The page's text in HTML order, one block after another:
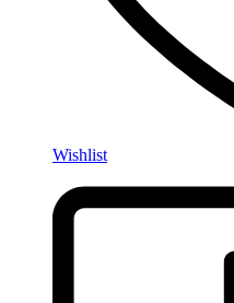
Wishlist